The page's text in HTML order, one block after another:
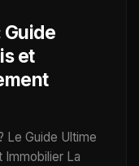
Guide
et
Le Guide Ultime
Immobilier La